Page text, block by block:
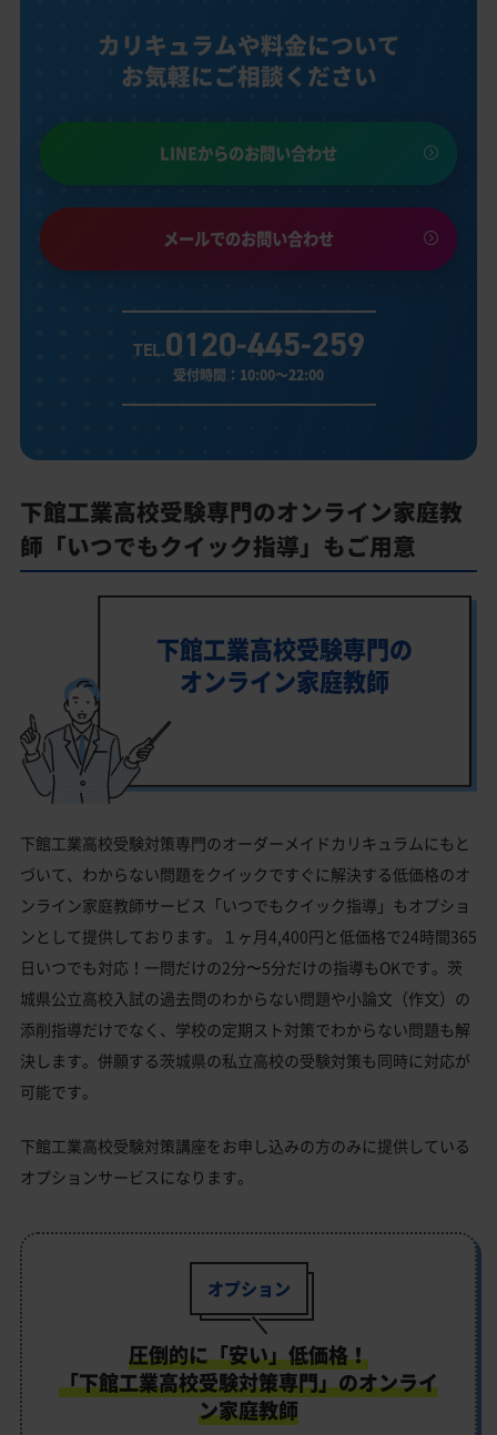
カリキュラムや料金について
お気軽にご相談ください
LINEからのお問い合わせ
メールでのお問い合わせ
TEL.0120-445-259
受付時間：10:00～22:00
下館工業高校受験専門のオンライン家庭教
師「いつでもクイック指導」もご用意
下館工業高校受験専門の
オンライン家庭教師
下館工業高校受験対策専門のオーダーメイドカリキュラムにもと
づいて、わからない問題をクイックですぐに解決する低価格のオ
ンライン家庭教師サービス「いつでもクイック指導」もオプショ
ンとして提供しております。１ヶ月4,400円と低価格で24時間365
日いつでも対応！一問だけの2分〜5分だけの指導もOKです。茨
城県公立高校入試の過去問のわからない問題や小論文（作文）の
添削指導だけでなく、学校の定期スト対策でわからない問題も解
決します。併願する茨城県の私立高校の受験対策も同時に対応が
可能です。
下館工業高校受験対策講座をお申し込みの方のみに提供している
オプションサービスになります。
オプション
圧倒的に「安い」低価格！
「下館工業高校受験対策専門」のオンライ
ン家庭教師